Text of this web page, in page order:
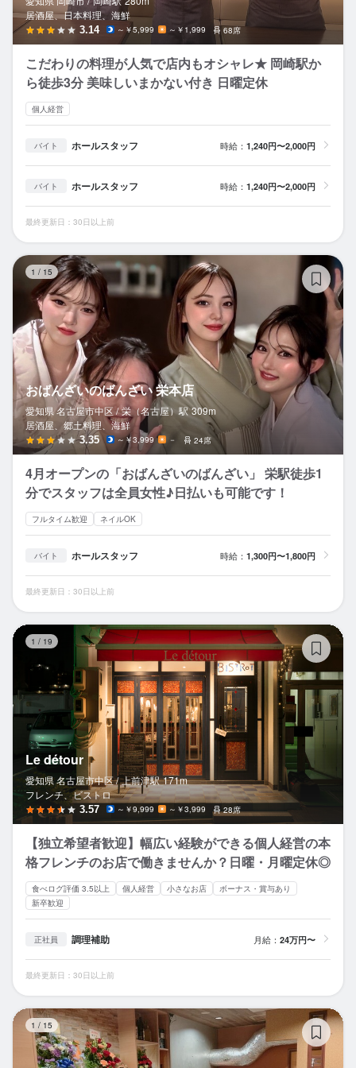
居酒屋、日本料理、海鮮
3.14 ～￥5,999 ～￥1,999 68席
こだわりの料理が人気で店内もオシャレ★ 岡崎駅か
ら徒歩3分 美味しいまかない付き 日曜定休
個人経営
バイト ホールスタッフ 時給： 1,240円〜2,000円
バイト ホールスタッフ 時給： 1,240円〜2,000円
最終更新日：30日以上前
1 / 15
おばんざいのばんざい 栄本店
愛知県 名古屋市中区 / 栄（名古屋） 駅 309m
居酒屋、郷土料理、海鮮
3.35 ～￥3,999 － 24席
4月オープンの「おばんざいのばんざい」 栄駅徒歩1
分でスタッフは全員女性♪日払いも可能です！
フルタイム歓迎 ネイルOK
バイト ホールスタッフ 時給： 1,300円〜1,800円
最終更新日：30日以上前
1 / 19
Le détour
愛知県 名古屋市中区 / 上前津駅 171m
フレンチ、ビストロ
3.57 ～￥9,999 ～￥3,999 28席
【独立希望者歓迎】幅広い経験ができる個人経営の本
格フレンチのお店で働きませんか？日曜・月曜定休◎
食べログ評価 3.5以上 個人経営 小さなお店
ボーナス・賞与あり
新卒歓迎
正社員 調理補助 月給： 24万円〜
最終更新日：30日以上前
1 / 15